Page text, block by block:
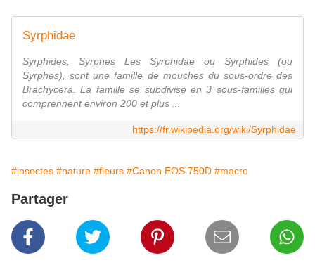
Syrphidae
Syrphides, Syrphes Les Syrphidae ou Syrphides (ou
Syrphes), sont une famille de mouches du sous-ordre des
Brachycera. La famille se subdivise en 3 sous-familles qui
comprennent environ 200 et plus ...
https://fr.wikipedia.org/wiki/Syrphidae
#insectes #nature #fleurs #Canon EOS 750D #macro
Partager